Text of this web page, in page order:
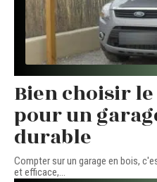
Bien choisir
pour un
durable
Compter sur un garage en bois,
et efficace,…